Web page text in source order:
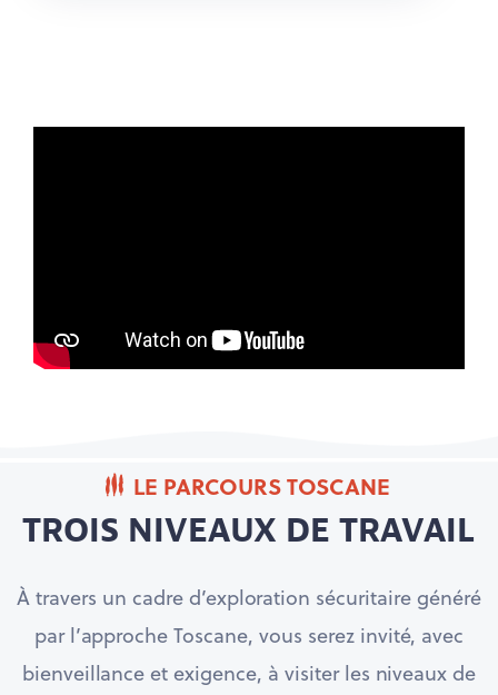
LE PARCOURS TOSCANE
TROIS NIVEAUX DE TRAVAIL
À travers un cadre d’exploration sécuritaire généré
par l’approche Toscane, vous serez invité, avec
bienveillance et exigence, à visiter les niveaux de